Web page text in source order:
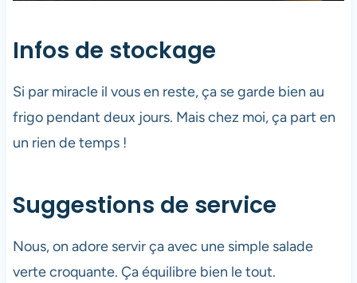
Infos de stockage
Si par miracle il vous en reste, ça se garde bien au
frigo pendant deux jours. Mais chez moi, ça part en
un rien de temps !
Suggestions de service
Nous, on adore servir ça avec une simple salade
verte croquante. Ça équilibre bien le tout.